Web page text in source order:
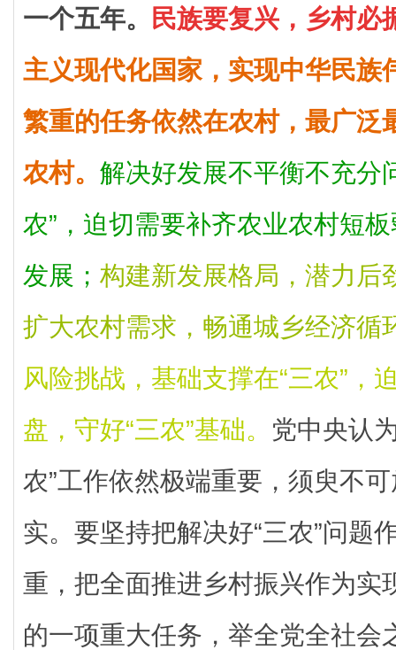
一个五年。
民族要复兴，乡村必
主义现代化国家，实现中华民族
繁重的任务依然在农村，最广泛
农村。 解决好发展不平衡不充分
农”，迫切需要补齐农业农村短
发展； 构建新发展格局，潜力后
扩大农村需求，畅通城乡经济循
风险挑战，基础支撑在“三农”，
盘，守好“三农”基础。 党中央认
农”工作依然极端重要，须臾不
实。要坚持把解决好“三农”问题
重，把全面推进乡村振兴作为实
的一项重大任务，举全党全社会